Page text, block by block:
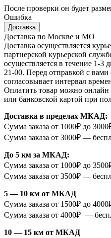
После проверки он будет
Ошибка
Доставка
Доставка по Москве и МО
Доставка осуществляется
партнерской курьерской
осуществляется в течение 1-3
21-00. Перед отправкой с вами
согласовывает интервал
Оплатить товар можно
или банковской картой при
Доставка в пределах МКАД:
Сумма заказа от 1000₽ до
Сумма заказа от 3000₽ —
До 5 км за МКАД:
Сумма заказа от 1000₽ до
Сумма заказа от 3500₽ —
5 — 10 км от МКАД
Сумма заказа от 1500₽ до
Сумма заказа от 4000₽ —
10 — 15 км от МКАД